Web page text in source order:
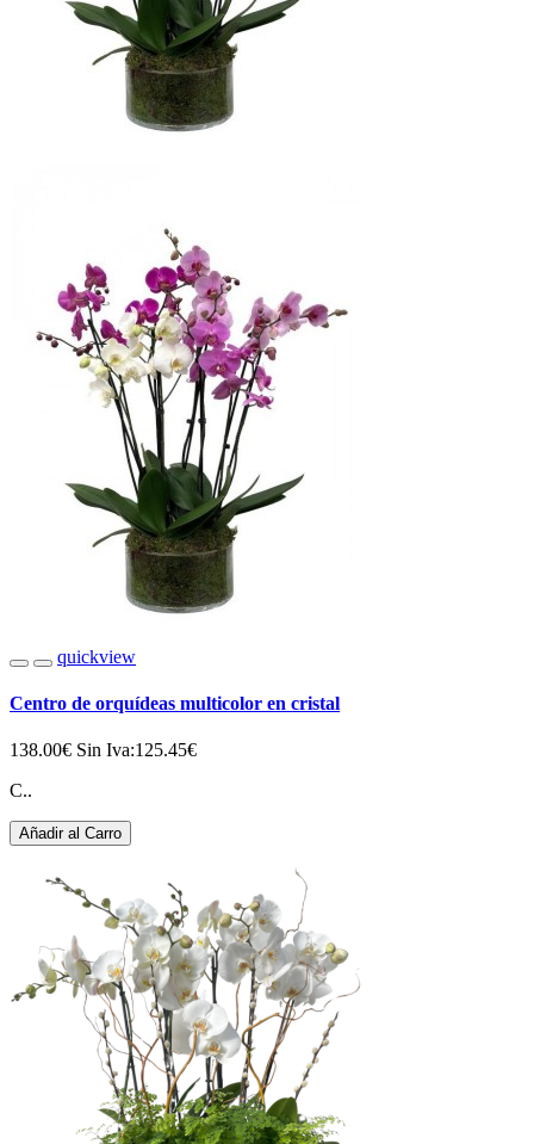
quickview
Centro de orquídeas multicolor en cristal
138.00€ Sin Iva:125.45€
C..
Añadir al Carro